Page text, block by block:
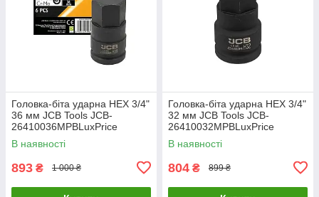
Головка-біта ударна HEX 3/4"
36 мм JCB Tools JCB-
26410036MPBLuxPrice
В наявності
893 ₴ 1 000 ₴
Головка-біта ударна HEX 3/4"
32 мм JCB Tools JCB-
26410032MPBLuxPrice
В наявності
804 ₴ 899 ₴